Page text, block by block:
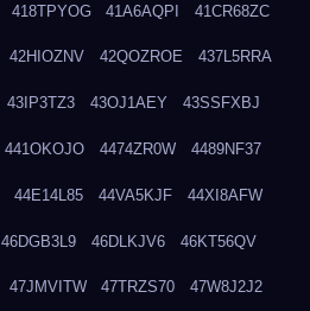
418TPYOG 41A6AQPI 41CR68ZC
42HIOZNV 42QOZROE 437L5RRA
43IP3TZ3 43OJ1AEY 43SSFXBJ
441OKOJO 4474ZR0W 4489NF37
44E14L85 44VA5KJF 44XI8AFW
46DGB3L9 46DLKJV6 46KT56QV
47JMVITW 47TRZS70 47W8J2J2